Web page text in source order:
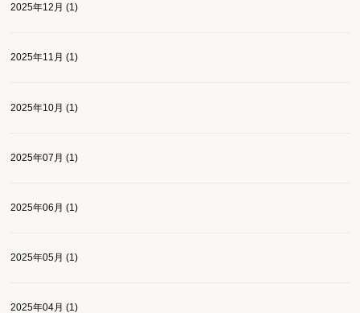
2025年12月 (1)
2025年11月 (1)
2025年10月 (1)
2025年07月 (1)
2025年06月 (1)
2025年05月 (1)
2025年04月 (1)